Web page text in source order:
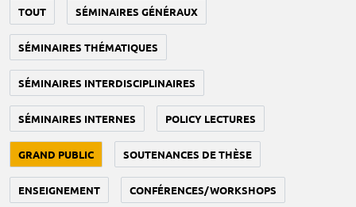
TOUT SÉMINAIRES GÉNÉRAUX
SÉMINAIRES THÉMATIQUES
SÉMINAIRES INTERDISCIPLINAIRES
SÉMINAIRES INTERNES POLICY LECTURES
GRAND PUBLIC SOUTENANCES DE THÈSE
ENSEIGNEMENT CONFÉRENCES/WORKSHOPS